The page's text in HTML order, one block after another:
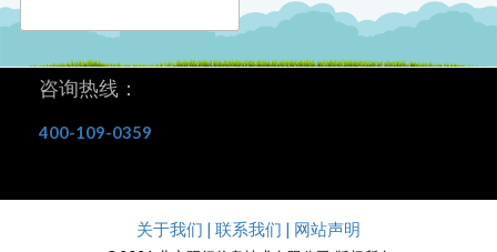
咨询热线：
400-109-0359
关于我们 | 联系我们 | 网站声明